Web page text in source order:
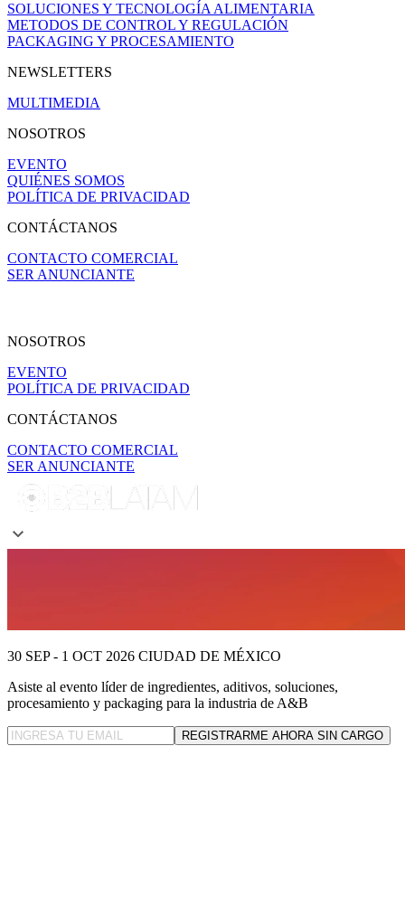
SOLUCIONES Y TECNOLOGÍA ALIMENTARIA
METODOS DE CONTROL Y REGULACIÓN
PACKAGING Y PROCESAMIENTO
NEWSLETTERS
MULTIMEDIA
NOSOTROS
EVENTO
QUIÉNES SOMOS
POLÍTICA DE PRIVACIDAD
CONTÁCTANOS
CONTACTO COMERCIAL
SER ANUNCIANTE
NOSOTROS
EVENTO
POLÍTICA DE PRIVACIDAD
CONTÁCTANOS
CONTACTO COMERCIAL
SER ANUNCIANTE
30 SEP - 1 OCT 2026 CIUDAD DE MÉXICO
Asiste al evento líderde ingredientes, aditivos, soluciones,
procesamiento y packaging para la industria de A&B
REGISTRARME AHORA SIN CARGO